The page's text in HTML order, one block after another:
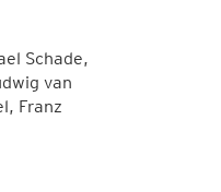
Schade,
van
Franz